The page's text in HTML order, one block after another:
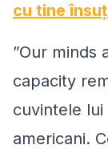
cu tine
”Our minds
capacity
cuvintele
americani.